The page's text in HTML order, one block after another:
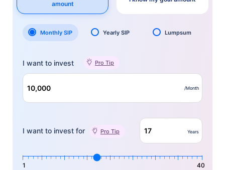
amount
Monthly SIP Yearly SIP Lumpsum
I want to invest Pro Tip
/Month
I want to invest for Pro Tip Years
1 40